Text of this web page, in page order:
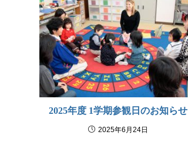
2025年度 1学期参観日のお知らせ
2025年6月24日